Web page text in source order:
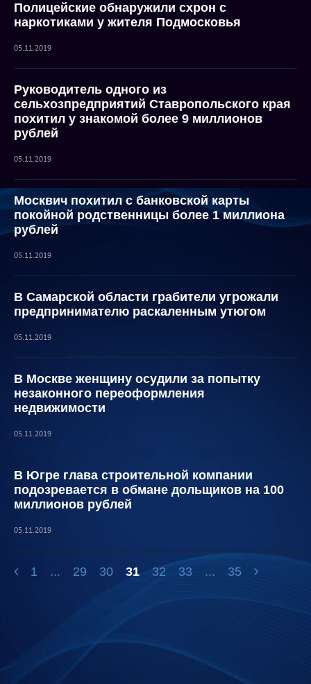
Полицейские обнаружили схрон с
наркотиками у жителя Подмосковья
05.11.2019
Руководитель одного из
сельхозпредприятий Ставропольского края
похитил у знакомой более 9 миллионов
рублей
05.11.2019
Москвич похитил с банковской карты
покойной родственницы более 1 миллиона
рублей
05.11.2019
В Самарской области грабители угрожали
предпринимателю раскаленным утюгом
05.11.2019
В Москве женщину осудили за попытку
незаконного переоформления
недвижимости
05.11.2019
В Югре глава строительной компании
подозревается в обмане дольщиков на 100
миллионов рублей
05.11.2019
1 ... 29 30 31 32 33 ... 35